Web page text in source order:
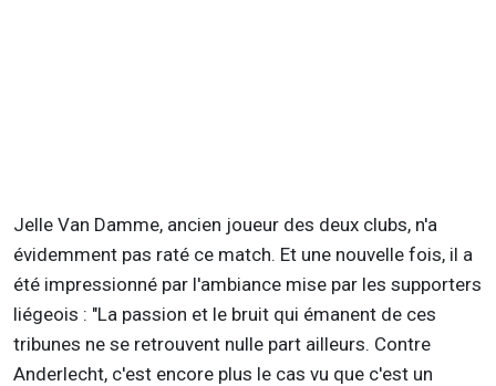
Jelle Van Damme, ancien joueur des deux clubs, n'a
évidemment pas raté ce match. Et une nouvelle fois, il a
été impressionné par l'ambiance mise par les supporters
liégeois : "La passion et le bruit qui émanent de ces
tribunes ne se retrouvent nulle part ailleurs. Contre
Anderlecht, c'est encore plus le cas vu que c'est un